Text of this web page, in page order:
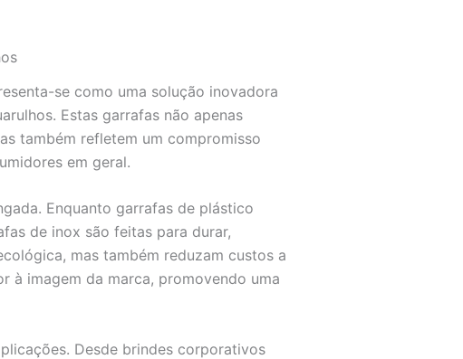
se como uma solução inovadora
Estas garrafas não apenas
também refletem um compromisso
em geral.
Enquanto garrafas de plástico
de inox são feitas para durar,
mas também reduzam custos a
à imagem da marca, promovendo uma
Desde brindes corporativos